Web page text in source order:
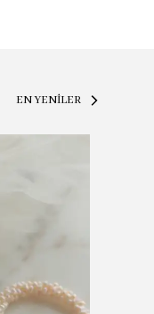
EN YENİLER